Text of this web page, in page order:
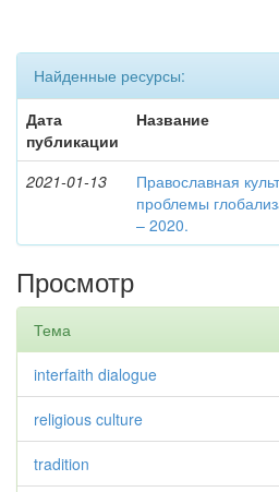
Найденные ресурсы:
Дата
публикации
Название
2021-01-13
Православная
проблемы
– 2020.
Просмотр
Тема
interfaith dialogue
religious culture
tradition